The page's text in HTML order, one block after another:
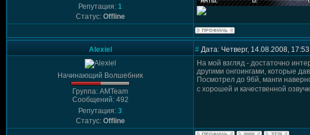
Репутация: 1
Статус: Offline
Alexiel # Дата: Четверг, 14.08.2008,
Начинающий Волшебник
Группа: AMTeam
Сообщений: 492
Репутация: 3
Статус: Offline
На мой взгляд - достаточно
другими онгоингами, которые
Посмотрел до 96й, манги
с хорошей и качественной